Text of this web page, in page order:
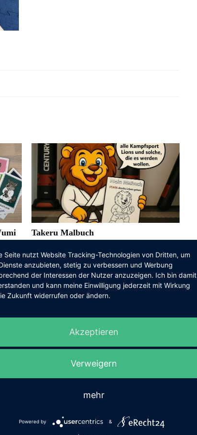
Takeru Malbuch
Seite nutzt Website Tracking-Technologien von Dritten, um
anzubieten, stetig zu verbessern und Werbung
der Interessen der Nutzer anzuzeigen. Ich bin damit
und kann meine Einwilligung jederzeit mit Wirkung
Zukunft widerrufen oder ändern.
Akzeptieren
Verweigern
mehr
Powered by &